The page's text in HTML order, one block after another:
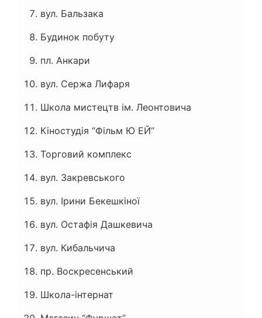
вул. Бальзака
Будинок побуту
пл. Анкари
вул. Сержа Лифаря
Школа мистецтв ім. Леонтовича
Кіностудія “Фільм Ю ЕЙ”
Торговий комплекс
вул. Закревського
вул. Ірини Бекешкіної
вул. Остафія Дашкевича
вул. Кибальчича
пр. Воскресенський
Школа-інтернат